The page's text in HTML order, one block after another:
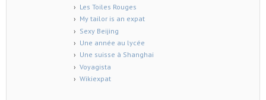
Les Toiles Rouges
My tailor is an expat
Sexy Beijing
Une année au lycée
Une suisse à Shanghai
Voyagista
Wikiexpat